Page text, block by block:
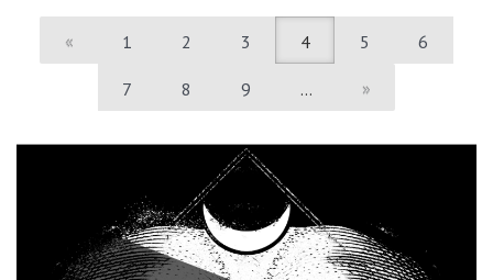
« 1 2 3 4 5 6
7 8 9 … »